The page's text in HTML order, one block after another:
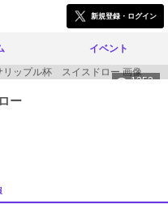
新規登録・ログイン
イベント
1353
ー